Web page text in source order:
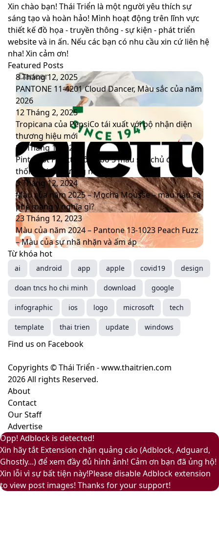
Xin chào bạn! Thái Triển là một người yêu thích sự
sáng tạo và hoàn hảo! Mình hoạt động trên lĩnh vực
thiết kế đồ họa - truyền thông - sự kiện - phát triển
website và in ấn. Nếu các bạn có nhu cầu xin cứ liên hệ
nha! Xin cảm ơn!
Featured Posts
PANTONE
11-
4201
Cloud
Dancer,
Màu
sắc
của
năm
2026
8 Tháng 12, 2025
PANTONE 11-4201 Cloud Dancer, Màu sắc của năm
2026
Tropicana
của
PepsiCo
tái
xuất
với
bộ
nhận
diện
thương
hiệu
mới
12 Tháng 2, 2025
Tropicana của PepsiCo tái xuất với bộ nhận diện
thương hiệu mới
Pinterest
Palette
công
bố
5
màu
sắc
chủ
đạo
thống
trị
xu
hướng
năm
2025
20 Tháng 1, 2025
Pinterest Palette công bố 5 màu sắc chủ đạo
thống trị xu hướng năm 2025
Màu
của
năm
2025
–
Mocha
Mousse
–
màu
nâu
cà
phê
mang
ý
nghĩa
9 Tháng 12, 2024
Màu của năm 2025 – Mocha Mousse – màu nâu cà
phê mang ý nghĩa gì?
Màu
của
năm
2024
–
Pantone
13-
1023
Peach
Fuzz
–
Màu
sự
nhã
nhặn
và
ấm
áp
23 Tháng 12, 2023
Màu của năm 2024 – Pantone 13-1023 Peach Fuzz
– Màu của sự nhã nhặn và ấm áp
Từ khóa hot
ai android app apple covid19 design
doan tncs ho chi minh download google
infographic ios logo microsoft tech
template thai trien update windows
Find us on Facebook
Copyrights © Thái Triển - www.thaitrien.com
2026 All rights Reserved.
About
Contact
Our Staff
Advertise
Facebook
X
LinkedIn
YouTube
Google
Play
Facebook
Pinterest
Messenger
Messenger
Viber
Back
to
top
button
Close
Opp! Adblock is detected!
Xin hãy tắt Extension chặn quảng cáo (Adblock, Adguard,
Ghostly...) để xem đầy đủ hình ảnh! Cảm ơn bạn đã ủng hộ!
Xin lỗi vì sự bất tiện này!Please disable Adblock extension
to view post images! Thanks for your support!